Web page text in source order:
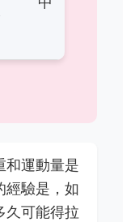
和運動量是
經驗是，如
久可能得拉